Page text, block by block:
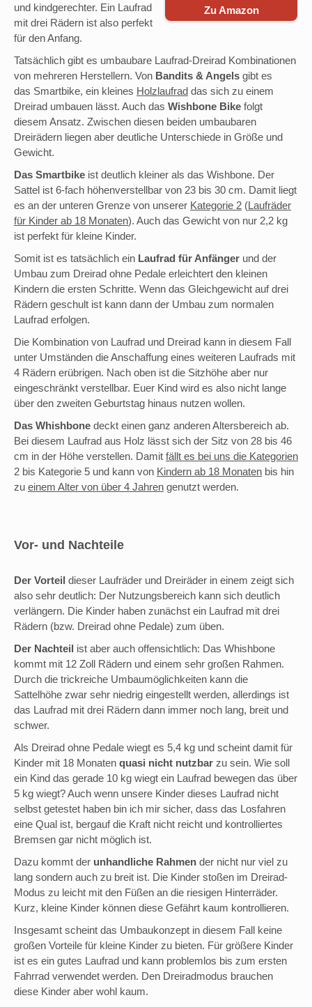
Jungen und Mädchen ab
Sheriff
Zu Amazon
und kindgerechter. Ein Laufrad
mit drei Rädern ist also perfekt
für den Anfang.
Tatsächlich gibt es umbaubare Laufrad-Dreirad Kombinationen
von mehreren Herstellern. Von Bandits & Angels gibt es
das Smartbike, ein kleines Holzlaufrad das sich zu einem
Dreirad umbauen lässt. Auch das Wishbone Bike folgt
diesem Ansatz. Zwischen diesen beiden umbaubaren
Dreirädern liegen aber deutliche Unterschiede in Größe und
Gewicht.
Das Smartbike ist deutlich kleiner als das Wishbone. Der
Sattel ist 6-fach höhenverstellbar von 23 bis 30 cm. Damit liegt
es an der unteren Grenze von unserer Kategorie 2 (Laufräder
für Kinder ab 18 Monaten). Auch das Gewicht von nur 2,2 kg
ist perfekt für kleine Kinder.
Somit ist es tatsächlich ein Laufrad für Anfänger und der
Umbau zum Dreirad ohne Pedale erleichtert den kleinen
Kindern die ersten Schritte. Wenn das Gleichgewicht auf drei
Rädern geschult ist kann dann der Umbau zum normalen
Laufrad erfolgen.
Die Kombination von Laufrad und Dreirad kann in diesem Fall
unter Umständen die Anschaffung eines weiteren Laufrads mit
4 Rädern erübrigen. Nach oben ist die Sitzhöhe aber nur
eingeschränkt verstellbar. Euer Kind wird es also nicht lange
über den zweiten Geburtstag hinaus nutzen wollen.
Das Whishbone deckt einen ganz anderen Altersbereich ab.
Bei diesem Laufrad aus Holz lässt sich der Sitz von 28 bis 46
cm in der Höhe verstellen. Damit fällt es bei uns die Kategorien
2 bis Kategorie 5 und kann von Kindern ab 18 Monaten bis hin
zu einem Alter von über 4 Jahren genutzt werden.
Vor- und Nachteile
Der Vorteil dieser Laufräder und Dreiräder in einem zeigt sich
also sehr deutlich: Der Nutzungsbereich kann sich deutlich
verlängern. Die Kinder haben zunächst ein Laufrad mit drei
Rädern (bzw. Dreirad ohne Pedale) zum üben.
Der Nachteil ist aber auch offensichtlich: Das Whishbone
kommt mit 12 Zoll Rädern und einem sehr großen Rahmen.
Durch die trickreiche Umbaumöglichkeiten kann die
Sattelhöhe zwar sehr niedrig eingestellt werden, allerdings ist
das Laufrad mit drei Rädern dann immer noch lang, breit und
schwer.
Als Dreirad ohne Pedale wiegt es 5,4 kg und scheint damit für
Kinder mit 18 Monaten quasi nicht nutzbar zu sein. Wie soll
ein Kind das gerade 10 kg wiegt ein Laufrad bewegen das über
5 kg wiegt? Auch wenn unsere Kinder dieses Laufrad nicht
selbst getestet haben bin ich mir sicher, dass das Losfahren
eine Qual ist, bergauf die Kraft nicht reicht und kontrolliertes
Bremsen gar nicht möglich ist.
Dazu kommt der unhandliche Rahmen der nicht nur viel zu
lang sondern auch zu breit ist. Die Kinder stoßen im Dreirad-
Modus zu leicht mit den Füßen an die riesigen Hinterräder.
Kurz, kleine Kinder können diese Gefährt kaum kontrollieren.
Insgesamt scheint das Umbaukonzept in diesem Fall keine
großen Vorteile für kleine Kinder zu bieten. Für größere Kinder
ist es ein gutes Laufrad und kann problemlos bis zum ersten
Fahrrad verwendet werden. Den Dreiradmodus brauchen
diese Kinder aber wohl kaum.